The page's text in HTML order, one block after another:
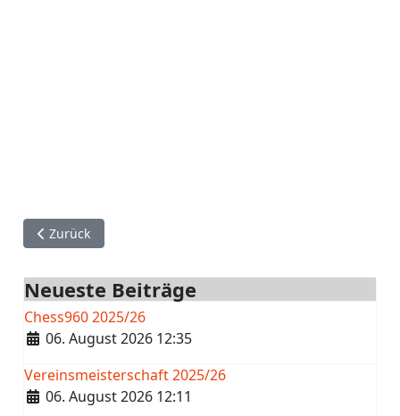
Vorheriger Beitrag: Verbandsrunde Spielplan 19/21
Zurück
Neueste Beiträge
Chess960 2025/26
Details
06. August 2026 12:35
Vereinsmeisterschaft 2025/26
Details
06. August 2026 12:11